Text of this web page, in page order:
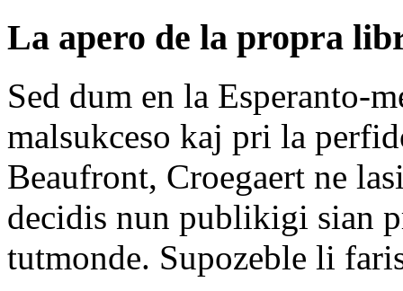
La apero de la propra
Sed dum en la Esperanto-
malsukceso kaj pri la
Beaufront, Croegaert ne
decidis nun publikigi sian
tutmonde. Supozeble li